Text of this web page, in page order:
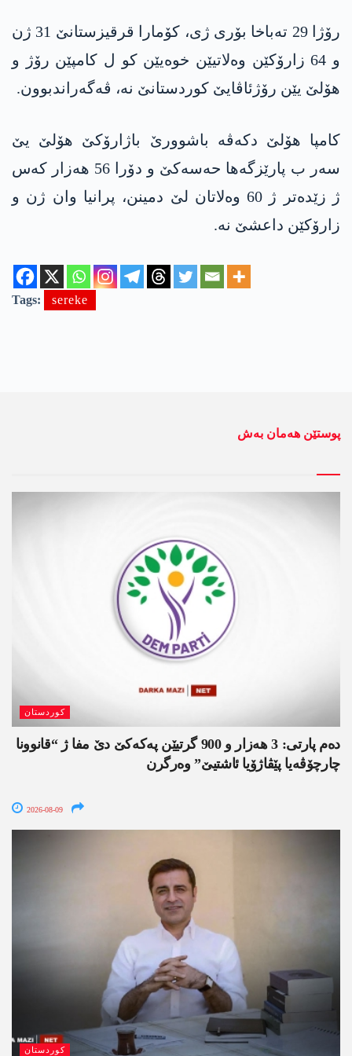
رۆژا 29 تەباخا بۆری ژی، کۆمارا قرقیزستانێ 31 ژن
و 64 زارۆکێن وەلاتیێن خوەیێن کو ل کامپێن رۆژ و
ھۆلێ یێن رۆژئاڤایێ کوردستانێ نە، ڤەگەراندبوون.
کامپا ھۆلێ دکەڤە باشوورێ باژارۆکێ ھۆلێ یێ
سەر ب پارێزگەھا حەسەکێ و دۆرا 56 ھەزار کەس
ژ زێدەتر ژ 60 وەلاتان لێ دمینن، پرانیا وان ژن و
زارۆکێن داعشێ نە.
Tags: sereke
پوستێن ھەمان بەش
کوردستان
دەم پارتی: 3 ھەزار و 900 گرتیێن پەکەکێ دێ مفا ژ “قانوونا
چارچۆڤەیا پێڤاژۆیا ئاشتیێ” وەرگرن
2026-08-09
کوردستان